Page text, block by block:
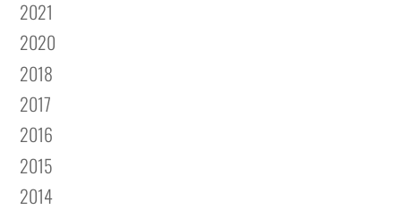
2021
2020
2018
2017
2016
2015
2014